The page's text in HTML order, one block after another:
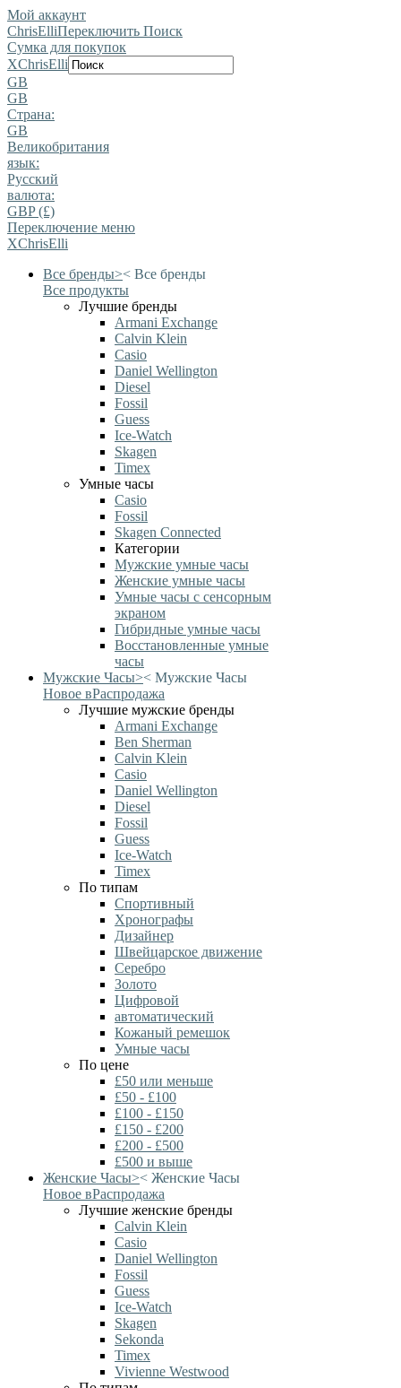
Мой аккаунт
ChrisElliПереключить Поиск
Сумка для покупок
XChrisElli
GB
GB
Страна:
GB
Великобритания
язык:
Pусский
валюта:
GBP (£)
Переключение меню
XChrisElli
Все бренды>< Все бренды
Все продукты
Лучшие бренды
Armani Exchange
Calvin Klein
Casio
Daniel Wellington
Diesel
Fossil
Guess
Ice-Watch
Skagen
Timex
Умные часы
Casio
Fossil
Skagen Connected
Категории
Мужские умные часы
Женские умные часы
Умные часы с сенсорным
экраном
Гибридные умные часы
Восстановленные умные
часы
Мужские Часы>< Мужские Часы
Новое вРаспродажа
Лучшие мужские бренды
Armani Exchange
Ben Sherman
Calvin Klein
Casio
Daniel Wellington
Diesel
Fossil
Guess
Ice-Watch
Timex
По типам
Спортивный
Хронографы
Дизайнер
Швейцарское движение
Серебро
Золото
Цифровой
автоматический
Кожаный ремешок
Умные часы
По цене
£50 или меньше
£50 - £100
£100 - £150
£150 - £200
£200 - £500
£500 и выше
Женские Часы>< Женские Часы
Новое вРаспродажа
Лучшие женские бренды
Calvin Klein
Casio
Daniel Wellington
Fossil
Guess
Ice-Watch
Skagen
Sekonda
Timex
Vivienne Westwood